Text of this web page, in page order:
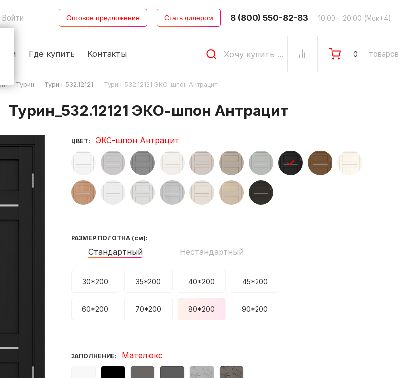
Войти Оптовое предложение Стать дилером 8 (800) 550-82-83 10:00 – 20:00 (Мск+4)
Где купить Контакты 0 товаров
— Турин — Турин_532.12121 — Турин_532.12121 ЭКО-шпон Антрацит
Турин_532.12121 ЭКО-шпон Антрацит
ЦВЕТ: ЭКО-шпон Антрацит
РАЗМЕР ПОЛОТНА (см):
Стандартный Нестандартный
30*200 35*200 40*200 45*200
60*200 70*200 80*200 90*200
ЗАПОЛНЕНИЕ: Мателюкс